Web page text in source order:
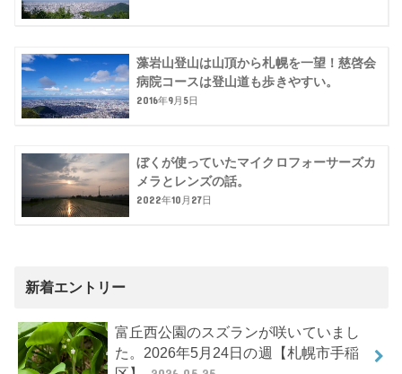
藻岩山登山は山頂から札幌を一望！慈啓会
病院コースは登山道も歩きやすい。
2016年9月5日
ぼくが使っていたマイクロフォーサーズカ
メラとレンズの話。
2022年10月27日
新着エントリー
富丘西公園のスズランが咲いていまし
た。2026年5月24日の週【札幌市手稲